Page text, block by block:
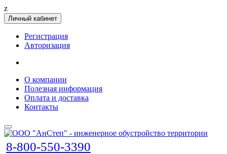
z
Личный кабинет
Регистрация
Авторизация
О компании
Полезная информация
Оплата и доставка
Контакты
8-800-550-3390